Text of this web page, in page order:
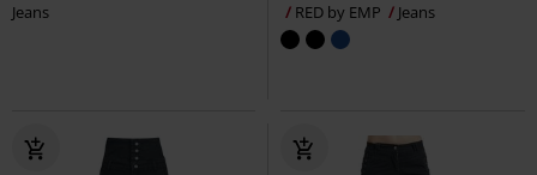
Jeans
RED by EMP
Jeans